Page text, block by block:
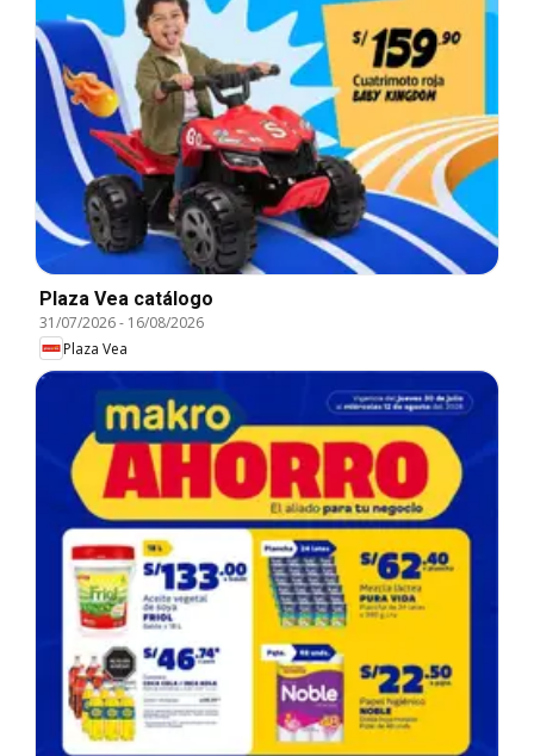
Plaza Vea catálogo
31/07/2026- 16/08/2026
Plaza Vea